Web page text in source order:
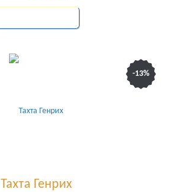
Тахта Генрих
-13%